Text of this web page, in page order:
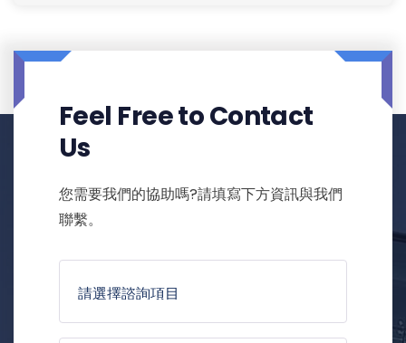
Feel Free to Contact
Us
您需要我們的協助嗎?請填寫下方資訊與我們
聯繫。